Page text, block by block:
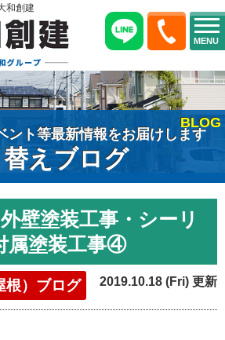
MENU
和創建
ント等最新情報をお届けします
えブログ
BLOG
壁塗装工事・シーリ
属塗装工事④
根）ブログ 2019.10.18 (Fri) 更新